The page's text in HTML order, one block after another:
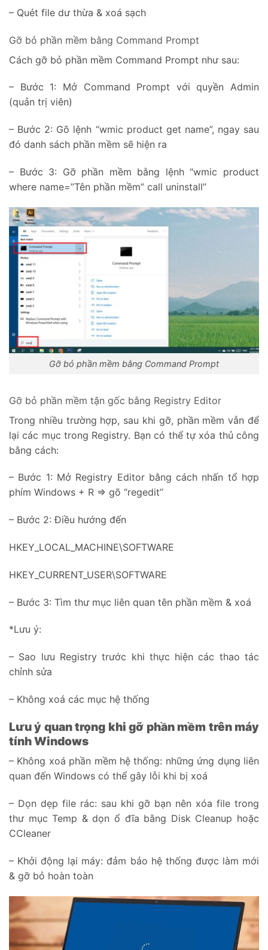
– Quét file dư thừa & xoá sạch
Gỡ bỏ phần mềm bằng Command Prompt
Cách gỡ bỏ phần mềm Command Prompt như sau:
– Bước 1: Mở Command Prompt với quyền Admin
(quản trị viên)
– Bước 2: Gõ lệnh “wmic product get name”, ngay sau
đó danh sách phần mềm sẽ hiện ra
– Bước 3: Gỡ phần mềm bằng lệnh “wmic product
where name=”Tên phần mềm” call uninstall”
Gỡ bỏ phần mềm bằng Command Prompt
Gỡ bỏ phần mềm tận gốc bằng Registry Editor
Trong nhiều trường hợp, sau khi gỡ, phần mềm vẫn để
lại các mục trong Registry. Bạn có thể tự xóa thủ công
bằng cách:
– Bước 1: Mở Registry Editor bằng cách nhấn tổ hợp
phím Windows + R => gõ “regedit”
– Bước 2: Điều hướng đến
HKEY_LOCAL_MACHINE\SOFTWARE
HKEY_CURRENT_USER\SOFTWARE
– Bước 3: Tìm thư mục liên quan tên phần mềm & xoá
*Lưu ý:
– Sao lưu Registry trước khi thực hiện các thao tác
chỉnh sửa
– Không xoá các mục hệ thống
Lưu ý quan trọng khi gỡ phần mềm trên máy
tính Windows
– Không xoá phần mềm hệ thống: những ứng dụng liên
quan đến Windows có thể gây lỗi khi bị xoá
– Dọn dẹp file rác: sau khi gỡ bạn nên xóa file trong
thư mục Temp & dọn ổ đĩa bằng Disk Cleanup hoặc
CCleaner
– Khởi động lại máy: đảm bảo hệ thống được làm mới
& gỡ bỏ hoàn toàn